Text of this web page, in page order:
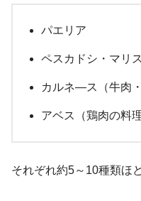
パエリア
ペスカドシ・マリ
カルネ―ス（牛肉
アベス（鶏肉の料理
それぞれ約5～10種類ほ